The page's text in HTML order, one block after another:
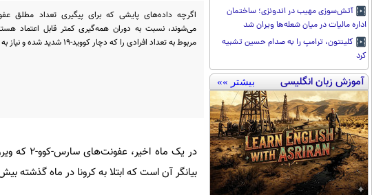
آتش‌سوزی مهیب در اندونزی؛ ساختمان
اداره مالیات در میان شعله‌ها ویران شد
کلینتون، ترامپ را به صدام حسین تشبیه
کرد
آموزش زبان انگلیسی بیشتر »»
می‌شوند، نسبت به دوران همه‌گیری کمتر قابل اعتماد
مربوط به تعداد افرادی را که دچار کووید-۱۹ شدید شده و نیاز به بستری دارند، دنبال می‌کنند.
بیانگر آن است که ابتلا به کرونا در ماه گذشته بیش از ۱۹ هزار مورد نسبت به ماه پیش از آن افزایش